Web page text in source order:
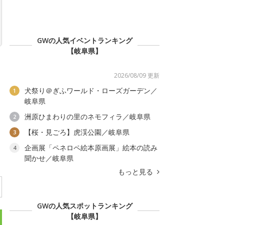
GWの人気イベントランキング
【岐阜県】
2026/08/09 更新
1
犬祭り＠ぎふワールド・ローズガーデン／
岐阜県
2 洲原ひまわりの里のネモフィラ／岐阜県
3 【桜・見ごろ】虎渓公園／岐阜県
4
企画展「ペネロペ絵本原画展」絵本の読み
聞かせ／岐阜県
もっと見る
GWの人気スポットランキング
【岐阜県】